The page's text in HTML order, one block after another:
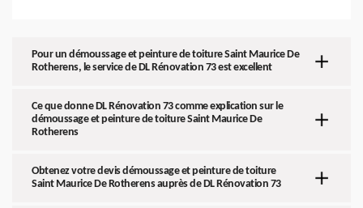
Pour un démoussage et peinture de toiture Saint Maurice De
Rotherens, le service de DL Rénovation 73 est excellent
Ce que donne DL Rénovation 73 comme explication sur le
démoussage et peinture de toiture Saint Maurice De
Rotherens
Obtenez votre devis démoussage et peinture de toiture
Saint Maurice De Rotherens auprès de DL Rénovation 73